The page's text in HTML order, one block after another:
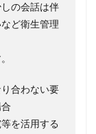
の会話は伴
ど衛生管理
合わない要
を活用する